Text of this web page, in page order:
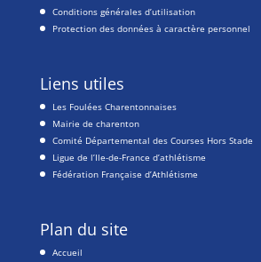
Conditions générales d’utilisation
Protection des données à caractère personnel
Liens utiles
Les Foulées Charentonnaises
Mairie de charenton
Comité Départemental des Courses Hors Stade
Ligue de l’Ile-de-France d’athlétisme
Fédération Française d’Athlétisme
Plan du site
Accueil